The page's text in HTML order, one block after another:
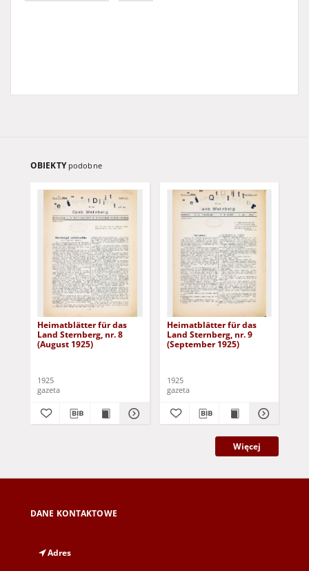
OBIEKTY podobne
Heimatblätter für das
Land Sternberg, nr. 8
(August 1925)
1925
gazeta
Heimatblätter für das
Land Sternberg, nr. 9
(September 1925)
1925
gazeta
Więcej
DANE KONTAKTOWE
Adres